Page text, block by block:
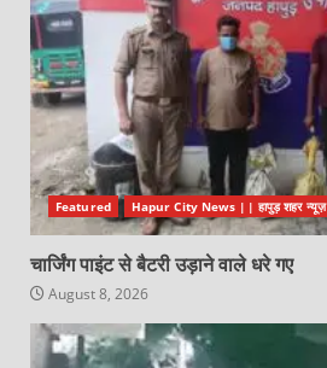
Featured Hapur City News || हापुड़ शहर न्यूज़
चार्जिंग पाइंट से बैटरी उड़ाने वाले धरे गए
August 8, 2026